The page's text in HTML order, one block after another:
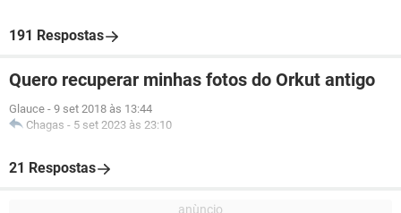
191 Respostas
Quero recuperar minhas fotos do Orkut antigo
Glauce - 9 set 2018 às 13:44
Chagas - 5 set 2023 às 23:10
21 Respostas